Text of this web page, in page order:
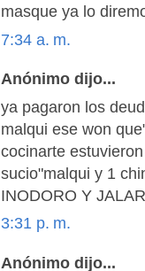
masque ya lo
7:34 a. m.
Anónimo dijo...
ya pagaron los
malqui ese won
cocinarte
sucio"malqui y 1
INODORO Y
3:31 p. m.
Anónimo dijo...